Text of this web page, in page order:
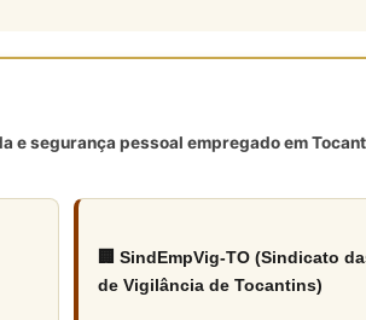
segurança pessoal empregado em
🏢 SindEmpVig-TO (Sindicato
de Vigilância de Tocantins)